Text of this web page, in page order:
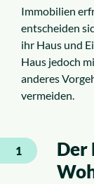
Immobilien
entscheiden
ihr Haus und
Haus jedoch
anderes
vermeiden.
1
Der